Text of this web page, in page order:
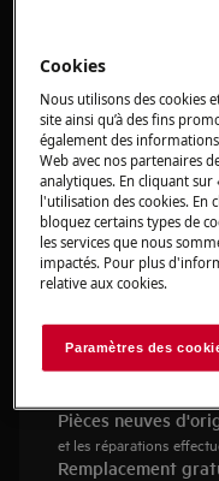
réparer
Paiement en une
oui, un seul paiement.
besoin.
Included
Extension
dommage
Dommages
oui, couverture
Included
Pièces neuves
et les réparations
Included
Remplacement
Included
Cookies
Nous utilisons des cookies
site ainsi qu’à des fins
également des
Web avec nos partenaires
analytiques. En cliquant sur
l'utilisation des cookies. En
bloquez certains types de
les services que nous
impactés. Pour plus
relative aux cookies.
Paramètres des